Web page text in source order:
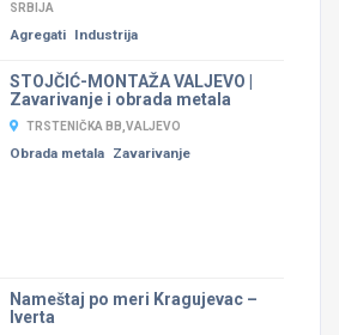
SRBIJA
Agregati Industrija
STOJČIĆ-MONTAŽA VALJEVO |
Zavarivanje i obrada metala
TRSTENIČKA BB,VALJEVO
Obrada metala Zavarivanje
Nameštaj po meri Kragujevac –
Iverta